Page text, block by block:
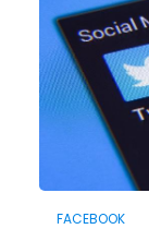
FACEBOOK